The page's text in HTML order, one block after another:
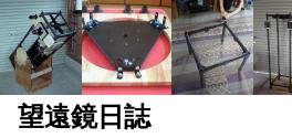
望遠鏡日誌